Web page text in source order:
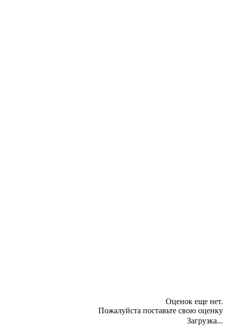
Оценок еще нет.
Пожалуйста поставьте свою оценку
Загрузка...